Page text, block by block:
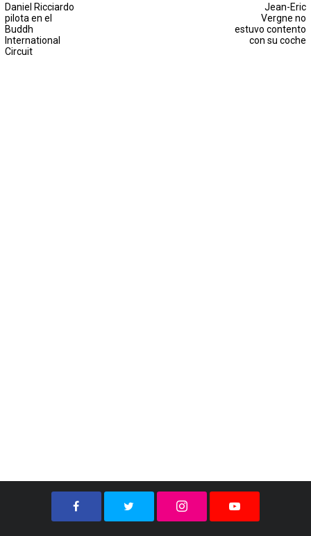
Daniel Ricciardo
pilota en el
Buddh
International
Circuit
Jean-Eric
Vergne no
estuvo contento
con su coche